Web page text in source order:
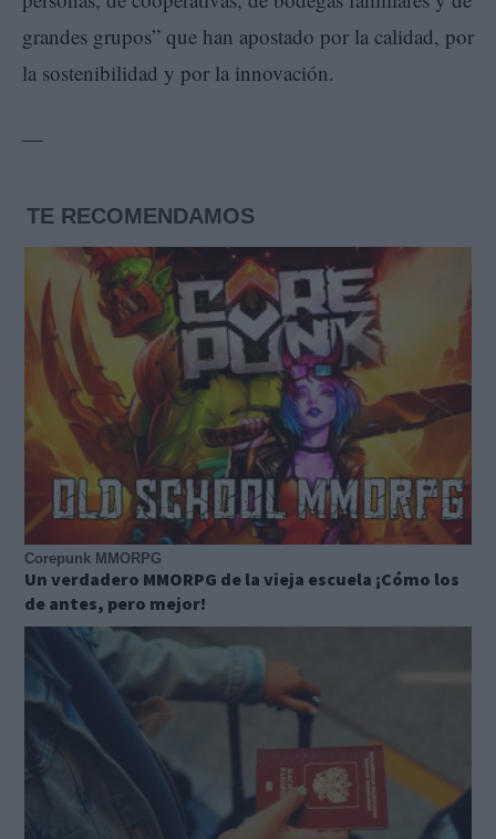
grandes grupos” que han apostado por la calidad, por
la sostenibilidad y por la innovación.
—
TE RECOMENDAMOS
Corepunk MMORPG
Un verdadero MMORPG de la vieja escuela ¡Cómo los
de antes, pero mejor!